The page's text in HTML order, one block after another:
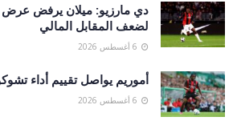
دي مارزيو: ميلان يرفض عرض
لضعف المقابل المالي
أموريم يواصل تقييم أداء